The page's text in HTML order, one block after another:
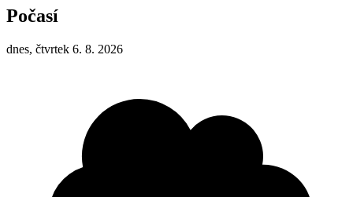
Počasí
dnes, čtvrtek 6. 8. 2026